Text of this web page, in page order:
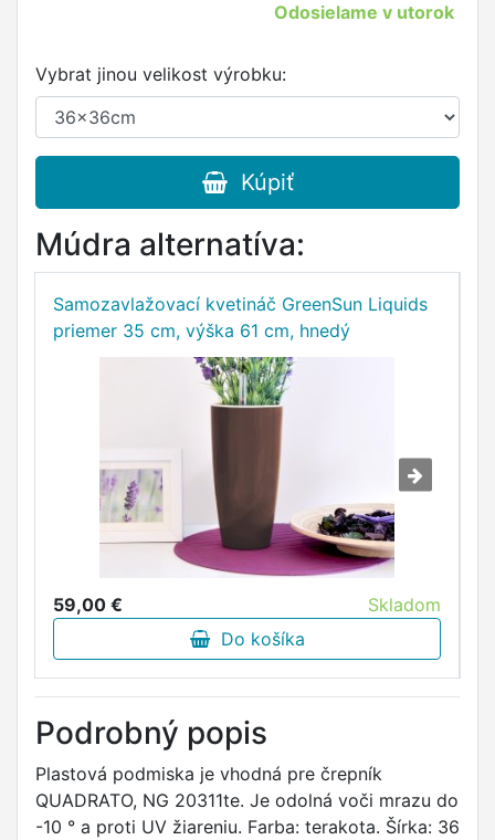
Odosielame v utorok
Vybrat jinou velikost výrobku:
Kúpiť
Múdra alternatíva:
Samozavlažovací kvetináč GreenSun Liquids
priemer 35 cm, výška 61 cm, hnedý
59,00 €
Skladom
Do košíka
Podrobný popis
Plastová podmiska je vhodná pre črepník
QUADRATO, NG 20311te. Je odolná voči mrazu do
-10 ° a proti UV žiareniu. Farba: terakota. Šírka: 36